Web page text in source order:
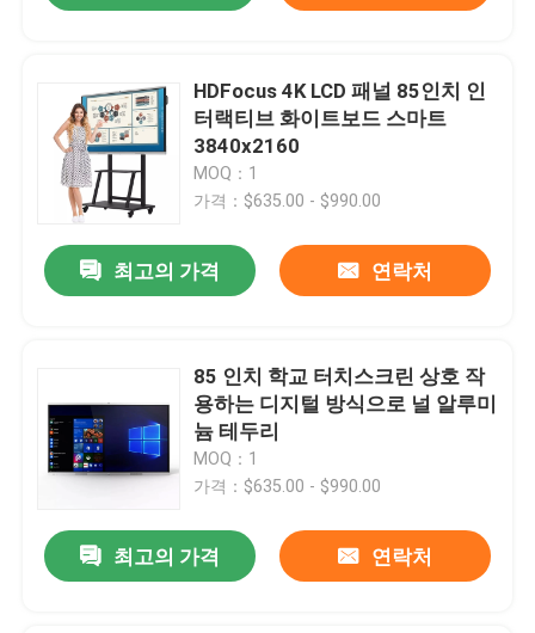
HDFocus 4K LCD 패널 85인치 인
터랙티브 화이트보드 스마트
3840x2160
MOQ：1
가격：$635.00 - $990.00
최고의 가격 연락처
85 인치 학교 터치스크린 상호 작
용하는 디지털 방식으로 널 알루미
늄 테두리
MOQ：1
가격：$635.00 - $990.00
최고의 가격 연락처